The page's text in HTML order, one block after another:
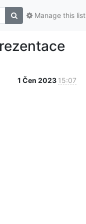
Manage this list
1 Čen 2023 15:07